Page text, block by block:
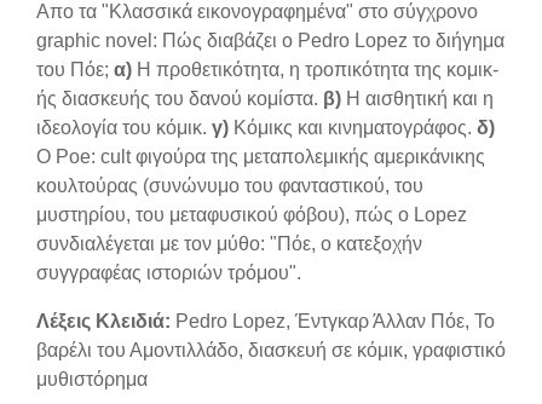
Απο τα "Κλασσικά εικονογραφημένα" στο σύγχρονο
graphic novel: Πώς διαβάζει ο Pedro Lopez το διήγημα
του Πόε; α) Η προθετικότητα, η τροπικότητα της κομικ-
ής διασκευής του δανού κομίστα. β) H αισθητική και η
ιδεολογία του κόμικ. γ) Kόμικς και κινηματογράφος. δ)
Ο Poe: cult φιγούρα της μεταπολεμικής αμερικάνικης
κουλτούρας (συνώνυμο του φανταστικού, του
μυστηρίου, του μεταφυσικού φόβου), πώς ο Lopez
συνδιαλέγεται με τον μύθο: "Πόε, ο κατεξοχήν
συγγραφέας ιστοριών τρόμου".
Λέξεις Κλειδιά: Pedro Lopez, Έντγκαρ Άλλαν Πόε, Το
βαρέλι του Αμοντιλλάδο, διασκευή σε κόμικ, γραφιστικό
μυθιστόρημα